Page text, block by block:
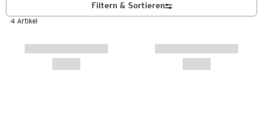
4 Artikel
Filtern & Sortieren